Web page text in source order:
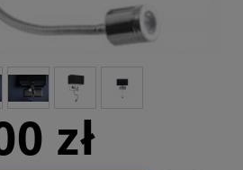
zł